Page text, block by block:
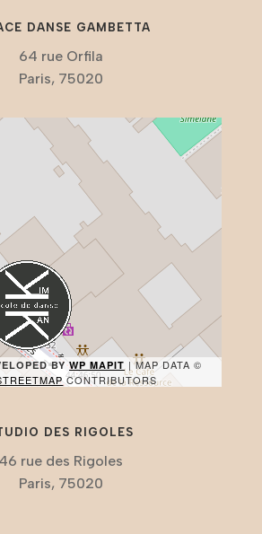
DANSE GAMBETTA
64 rue Orfila
Paris, 75020
BYWP MAPIT | MAP DATA ©
CONTRIBUTORS
DES RIGOLES
46 rue des Rigoles
Paris, 75020